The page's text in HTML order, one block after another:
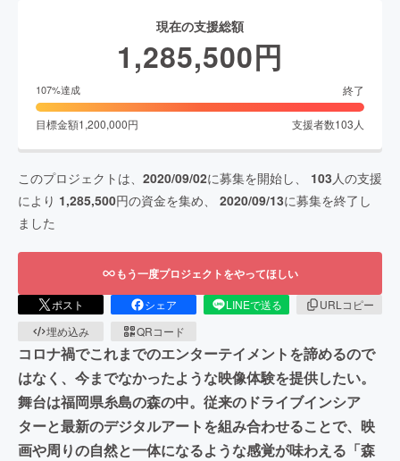
現在の支援総額
1,285,500円
107%達成 終了
目標金額1,200,000円 支援者数103 人
このプロジェクトは、 2020/09/02に募集を開始し、 103 人の支援
により 1,285,500円の資金を集め、 2020/09/13に募集を終了し
ました
もう一度プロジェクトをやってほしい
ポスト シェア LINEで送る
URLコピー
埋め込み
QRコード
コロナ禍でこれまでのエンターテイメントを諦めるので
はなく、今までなかったような映像体験を提供したい。
舞台は福岡県糸島の森の中。従来のドライブインシア
ターと最新のデジタルアートを組み合わせることで、映
画や周りの自然と一体になるような感覚が味わえる「森